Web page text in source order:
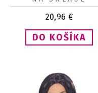
20,96 €